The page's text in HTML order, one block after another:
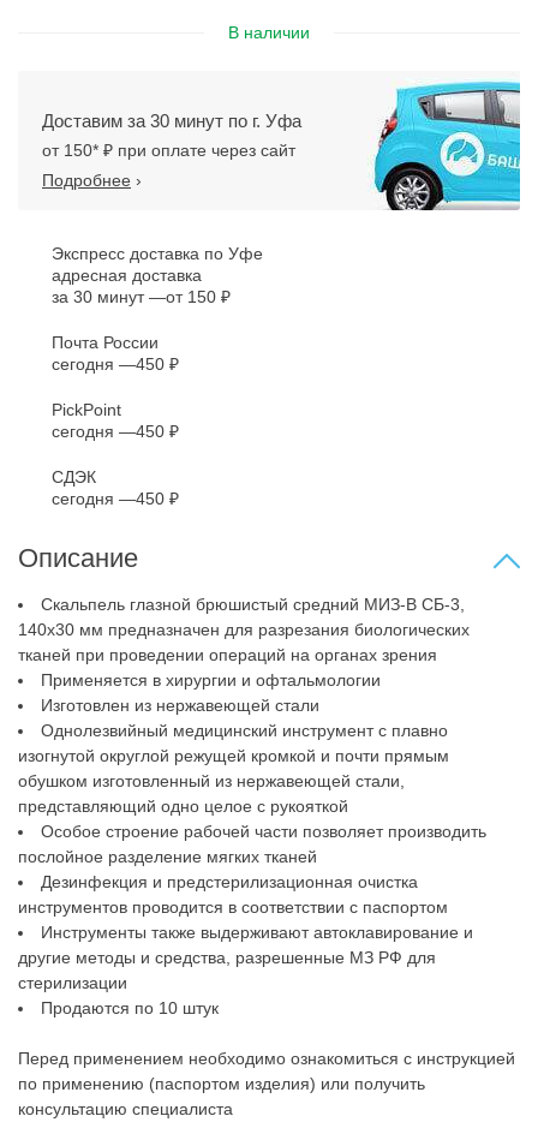
В наличии
Доставим за 30 минут по г. Уфа
от 150* ₽ при оплате через сайт
Подробнее ›
Экспресс доставка по Уфе
адресная доставка
за 30 минут
от 150 ₽
Почта России
сегодня
450 ₽
PickPoint
сегодня
450 ₽
СДЭК
сегодня
450 ₽
Описание
Скальпель глазной брюшистый средний МИЗ-В СБ-3,
140x30 мм предназначен для разрезания биологических
тканей при проведении операций на органах зрения
Применяется в хирургии и офтальмологии
Изготовлен из нержавеющей стали
Однолезвийный медицинский инструмент с плавно
изогнутой округлой режущей кромкой и почти прямым
обушком изготовленный из нержавеющей стали,
представляющий одно целое с рукояткой
Особое строение рабочей части позволяет производить
послойное разделение мягких тканей
Дезинфекция и предстерилизационная очистка
инструментов проводится в соответствии с паспортом
Инструменты также выдерживают автоклавирование и
другие методы и средства, разрешенные МЗ РФ для
стерилизации
Продаются по 10 штук
Перед применением необходимо ознакомиться с инструкцией
по применению (паспортом изделия) или получить
консультацию специалиста